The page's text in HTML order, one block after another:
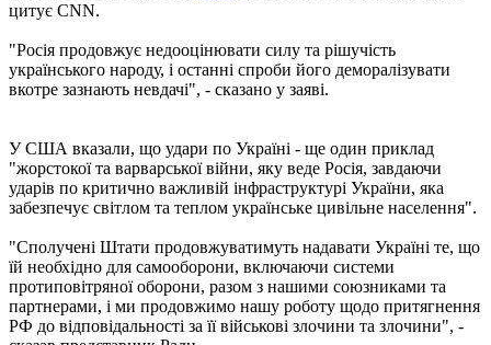
цитує CNN.
"Росія продовжує недооцінювати силу та рішучість
українського народу, і останні спроби його деморалізувати
вкотре зазнають невдачі", - сказано у заяві.
У США вказали, що удари по Україні - ще один приклад
"жорстокої та варварської війни, яку веде Росія, завдаючи
ударів по критично важливій інфраструктурі України, яка
забезпечує світлом та теплом українське цивільне населення".
"Сполучені Штати продовжуватимуть надавати Україні те, що
їй необхідно для самооборони, включаючи системи
протиповітряної оборони, разом з нашими союзниками та
партнерами, і ми продовжимо нашу роботу щодо притягнення
РФ до відповідальності за її військові злочини та злочини", -